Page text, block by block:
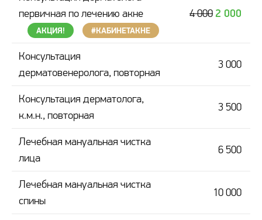
первичная по лечению акне
АКЦИЯ! #КАБИНЕТАКНЕ
4 000 2 000
Консультация
дерматовенеролога, повторная
3 000
Консультация дерматолога,
к.м.н., повторная
3 500
Лечебная мануальная чистка
лица
6 500
Лечебная мануальная чистка
спины
10 000